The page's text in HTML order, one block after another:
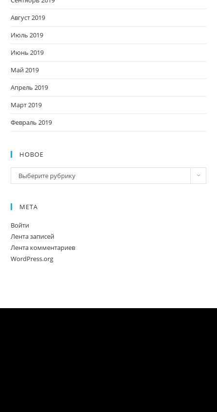
Август 2019
Июль 2019
Июнь 2019
Май 2019
Апрель 2019
Март 2019
Февраль 2019
НОВОЕ
Новое
Выберите рубрику
МЕТА
Войти
Лента записей
Лента комментариев
WordPress.org